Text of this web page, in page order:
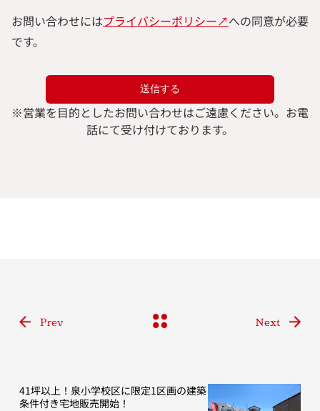
お問い合わせにはプライバシーポリシー↗︎への同意が必要
です。
※営業を目的としたお問い合わせはご遠慮ください。 お電
話にて受け付けております。
Prev Next
41坪以上！泉小学校区に限定1区画の建築
条件付き宅地販売開始！